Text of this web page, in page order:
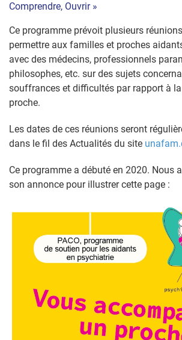
Comprendre, Ouvrir »
Ce programme prévoit plusieurs
permettre aux familles et proches
avec des médecins, professionnels
philosophes, etc. sur des sujets
souffrances et difficultés par rapport à
proche.
Les dates de ces réunions seront
dans le fil des Actualités du site
Ce programme a débuté en 2020. Nous
son annonce pour illustrer cette page :